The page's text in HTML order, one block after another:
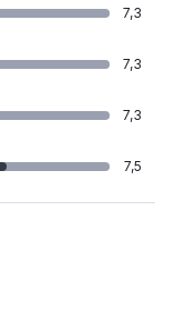
7,3
7,3
7,3
7,5